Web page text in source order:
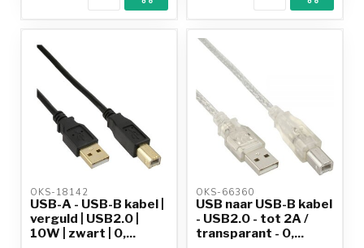
OKS-18142
USB-A - USB-B kabel |
verguld | USB2.0 |
10W | zwart | 0,...
OKS-66360
USB naar USB-B kabel
- USB2.0 - tot 2A /
transparant - 0,...